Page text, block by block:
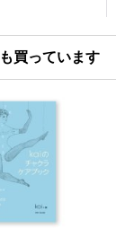
買っています